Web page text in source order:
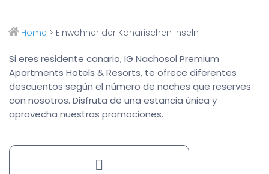
Home > Einwohner der Kanarischen Inseln
Si eres residente canario, IG Nachosol Premium
Apartments Hotels & Resorts, te ofrece diferentes
descuentos según el número de noches que reserves
con nosotros. Disfruta de una estancia única y
aprovecha nuestras promociones.